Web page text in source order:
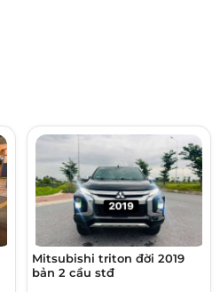
Mitsubishi triton đời 2019
bản 2 cầu stđ